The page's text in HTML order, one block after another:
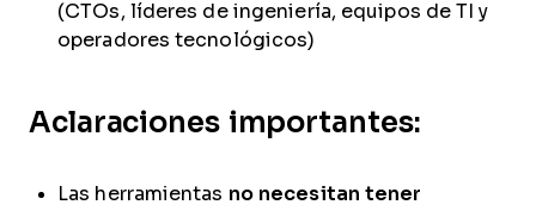
(CTOs, líderes de ingeniería, equipos de TI y
operadores tecnológicos)
Aclaraciones importantes:
Las herramientas no necesitan tener